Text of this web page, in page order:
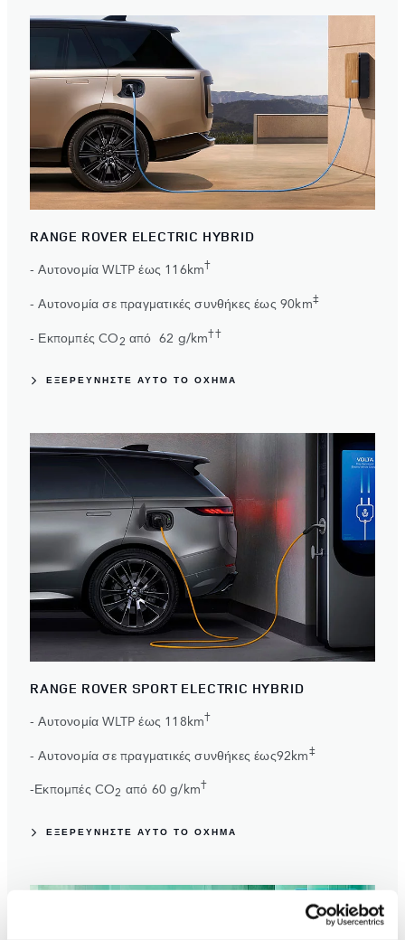
RANGE ROVER ELECTRIC HYBRID
- Αυτονομία WLTP έως 116km†
- Αυτονομία σε πραγματικές συνθήκες έως 90km‡
- Εκπομπές CO2 από 62 g/km††
ΕΞΕΡΕΥΝΗΣΤΕ ΑΥΤΌ ΤΟ ΟΧΗΜΑ
RANGE ROVER SPORT ELECTRIC HYBRID
- Αυτονομία WLTP έως 118km†
- Αυτονομία σε πραγματικές συνθήκες έως92km‡
-Εκπομπές CO2 από 60 g/km†
ΕΞΕΡΕΥΝΗΣΤΕ ΑΥΤΌ ΤΟ ΟΧΗΜΑ